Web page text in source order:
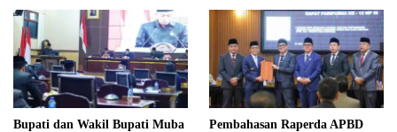
Bupati dan Wakil Bupati Muba
Pembahasan Raperda APBD